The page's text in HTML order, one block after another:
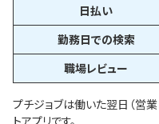
日払い
勤務日での検索
職場レビュー
プチジョブは働いた翌日（営